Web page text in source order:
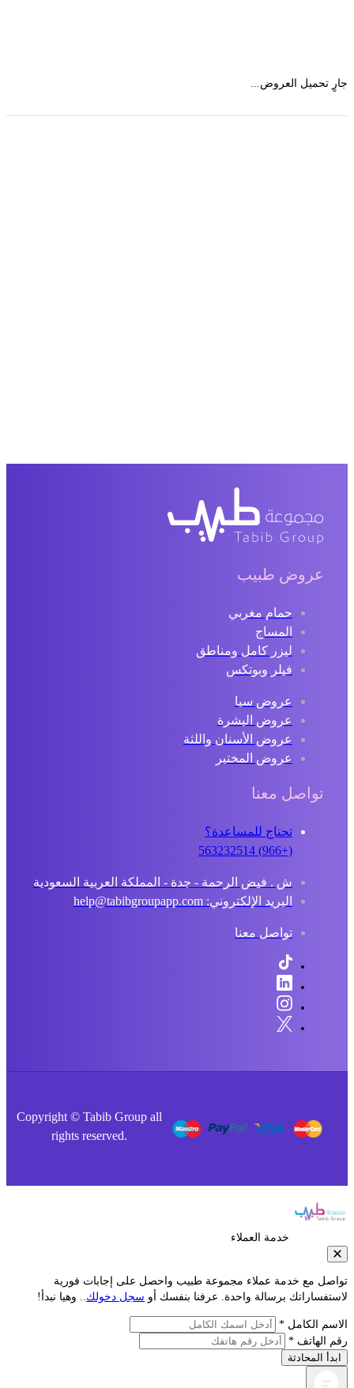
تحميل العروض...
عروض طبيب
حمام مغربي
المساج
ليزر كامل ومناطق
فيلر وبوتكس
عروض سبا
عروض البشرة
عروض الأسنان واللثة
عروض المختبر
تواصل معنا
تحتاج للمساعدة؟
ش . فيض الرحمة - جدة - المملكة العربية السعودية
البريد الإلكتروني: help@tabibgroupapp.com
تواصل معنا
Copyright © Tabib Group all
rights reserved.
خدمة العملاء
مع خدمة عملاء مجموعة طبيب واحصل على إجابات فورية
برسالة واحدة. عرفنا بنفسك أوسجل دخولك.. وهيا نبدأ!
الكامل *
الهاتف *
المحادثة